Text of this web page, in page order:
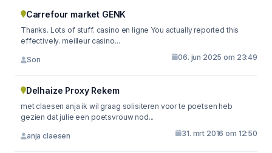
Carrefour market GENK
Thanks. Lots of stuff. casino en ligne You actually reported this
effectively. meilleur casino...
Son 06. jun 2025 om 23:49
Delhaize Proxy Rekem
met claesen anja ik wil graag solisiteren voor te poetsen heb
gezien dat julie een poetsvrouw nod...
anja claesen 31. mrt 2016 om 12:50